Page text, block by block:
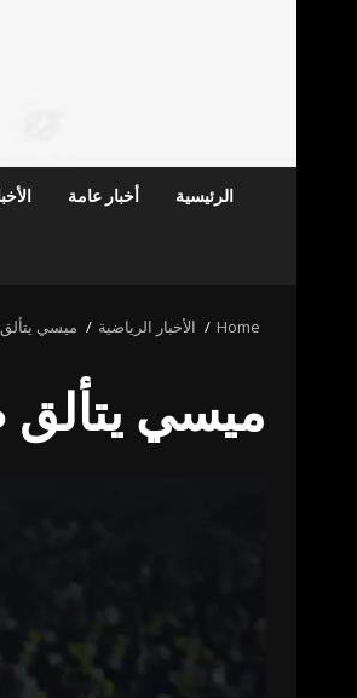
الرئيسية أخبار عامة
Home الأخبار الرياضية ميسي
ميسي يتألق